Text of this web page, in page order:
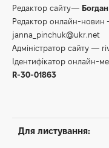
Редактор сайту—
Редактор онлайн-
janna_pinchuk@ukr.net
Адміністратор сайту —
Ідентифікатор онлайн-
R-30-01863
Для листування: